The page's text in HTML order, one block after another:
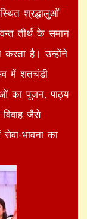
श्रद्धालुओं
तीर्थ के समान
है। उन्होंने
में शतचंडी
का पूजन, पाठ्य
जैसे
भावना का